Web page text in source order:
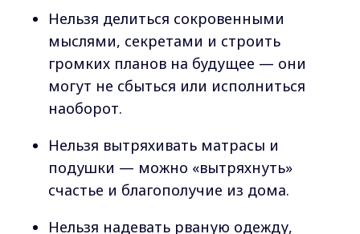
Нельзя делиться сокровенными
мыслями, секретами и строить
громких планов на будущее — они
могут не сбыться или исполниться
наоборот.
Нельзя вытряхивать матрасы и
подушки — можно «вытряхнуть»
счастье и благополучие из дома.
Нельзя надевать рваную одежду,